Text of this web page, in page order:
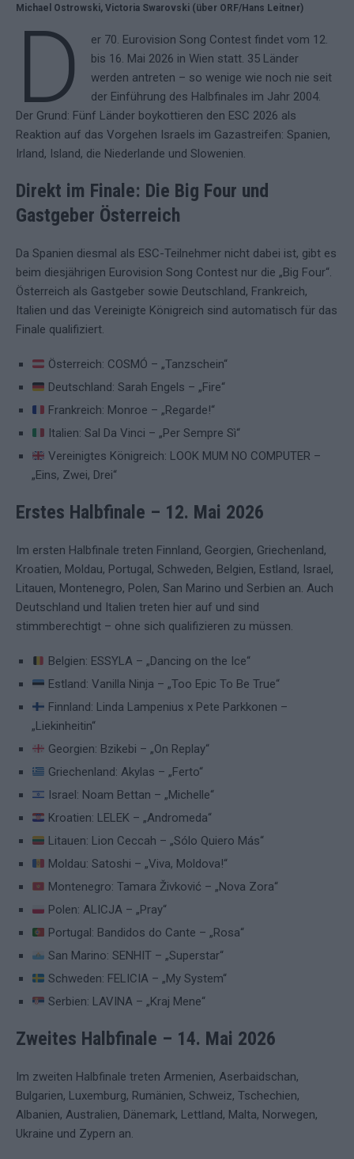
Michael Ostrowski, Victoria Swarovski (über ORF/Hans Leitner)
D
er 70. Eurovision Song Contest findet vom 12.
bis 16. Mai 2026 in Wien statt. 35 Länder
werden antreten – so wenige wie noch nie seit
der Einführung des Halbfinales im Jahr 2004.
Der Grund: Fünf Länder boykottieren den ESC 2026 als
Reaktion auf das Vorgehen Israels im Gazastreifen: Spanien,
Irland, Island, die Niederlande und Slowenien.
Direkt im Finale: Die Big Four und
Gastgeber Österreich
Da Spanien diesmal als ESC-Teilnehmer nicht dabei ist, gibt es
beim diesjährigen Eurovision Song Contest nur die „Big Four“.
Österreich als Gastgeber sowie Deutschland, Frankreich,
Italien und das Vereinigte Königreich sind automatisch für das
Finale qualifiziert.
Österreich: COSMÓ – „Tanzschein“
Deutschland: Sarah Engels – „Fire“
Frankreich: Monroe – „Regarde!“
Italien: Sal Da Vinci – „Per Sempre Sì“
Vereinigtes Königreich: LOOK MUM NO COMPUTER –
„Eins, Zwei, Drei“
Erstes Halbfinale – 12. Mai 2026
Im ersten Halbfinale treten Finnland, Georgien, Griechenland,
Kroatien, Moldau, Portugal, Schweden, Belgien, Estland, Israel,
Litauen, Montenegro, Polen, San Marino und Serbien an. Auch
Deutschland und Italien treten hier auf und sind
stimmberechtigt – ohne sich qualifizieren zu müssen.
Belgien: ESSYLA – „Dancing on the Ice“
Estland: Vanilla Ninja – „Too Epic To Be True“
Finnland: Linda Lampenius x Pete Parkkonen –
„Liekinheitin“
Georgien: Bzikebi – „On Replay“
Griechenland: Akylas – „Ferto“
Israel: Noam Bettan – „Michelle“
Kroatien: LELEK – „Andromeda“
Litauen: Lion Ceccah – „Sólo Quiero Más“
Moldau: Satoshi – „Viva, Moldova!“
Montenegro: Tamara Živković – „Nova Zora“
Polen: ALICJA – „Pray“
Portugal: Bandidos do Cante – „Rosa“
San Marino: SENHIT – „Superstar“
Schweden: FELICIA – „My System“
Serbien: LAVINA – „Kraj Mene“
Zweites Halbfinale – 14. Mai 2026
Im zweiten Halbfinale treten Armenien, Aserbaidschan,
Bulgarien, Luxemburg, Rumänien, Schweiz, Tschechien,
Albanien, Australien, Dänemark, Lettland, Malta, Norwegen,
Ukraine und Zypern an.